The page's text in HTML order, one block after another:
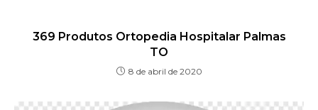
369 Produtos Ortopedia Hospitalar Palmas
TO
8 de abril de 2020